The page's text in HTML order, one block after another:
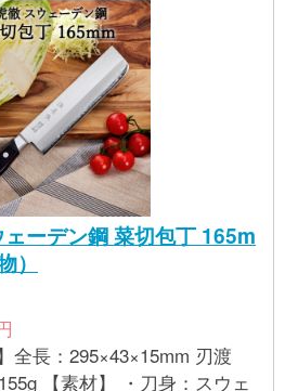
ーデン鋼 菜切包丁 165m
）
【素材】 ・刀身：スウェ